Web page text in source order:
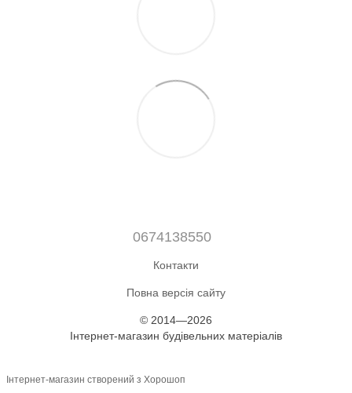
0674138550
Контакти
Повна версія сайту
© 2014—2026
Інтернет-магазин будівельних матеріалів
Інтернет-магазин створений з Хорошоп